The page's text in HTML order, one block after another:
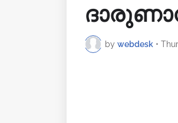
by webdesk •